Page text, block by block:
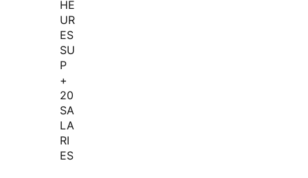
HE
UR
ES
SU
P
+
20
SA
LA
RI
ES